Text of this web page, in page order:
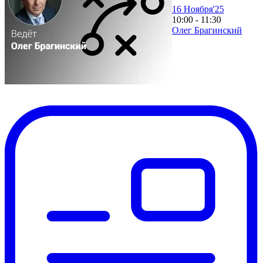
16 Ноября'25
10:00 - 11:30
Олег Брагинский